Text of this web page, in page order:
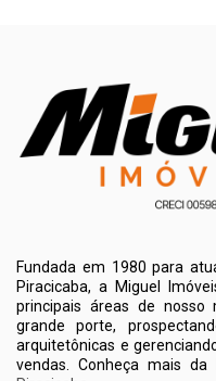
Fundada em 1980 para
Piracicaba, a Miguel
principais áreas de nosso
grande porte,
arquitetônicas e
vendas. Conheça mais